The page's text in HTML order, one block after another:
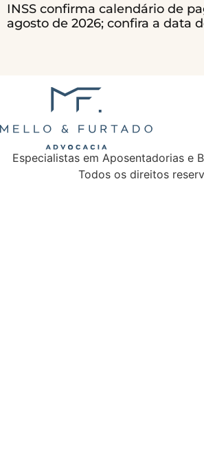
INSS confirma calendário de
agosto de 2026; confira a data
Especialistas em Aposentadorias e
Todos os direitos